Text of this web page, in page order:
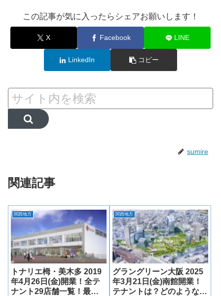
この記事が気に入ったらシェアお願いします！
X Facebook LINE
LinkedIn コピー
sumire
関連記事
関西地方
トナリエ栂・美木多 2019
年4月26日(金)開業！全テ
ナント29店舗一覧！最新
関西地方
グラングリーン大阪 2025
年3月21日(金)南館開業！
テナントは？どのような街